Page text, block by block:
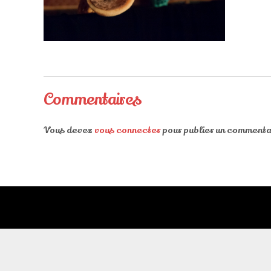
Commentaires
Vous devez vous connecterpour publier un